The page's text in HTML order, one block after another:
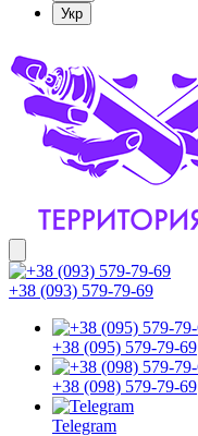
Укр
+38 (093) 579-79-69
+38 (095) 579-79-69
+38 (098) 579-79-69
Telegram